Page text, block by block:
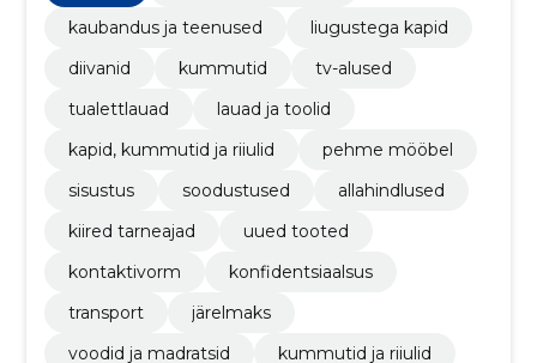
kaubandus ja teenused
liugustega kapid
diivanid
kummutid
tv-alused
tualettlauad
lauad ja toolid
kapid, kummutid ja riiulid
pehme mööbel
sisustus
soodustused
allahindlused
kiired tarneajad
uued tooted
kontaktivorm
konfidentsiaalsus
transport
järelmaks
voodid ja madratsid
kummutid ja riiulid